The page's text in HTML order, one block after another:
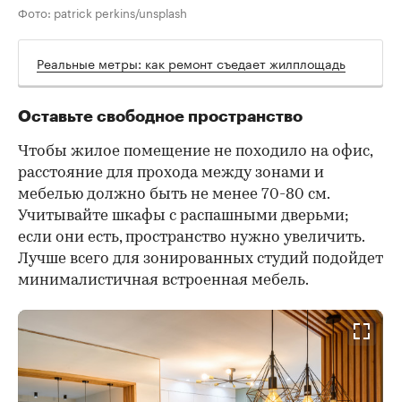
Фото: patrick perkins/unsplash
Реальные метры: как ремонт съедает жилплощадь
Оставьте свободное пространство
Чтобы жилое помещение не походило на офис,
расстояние для прохода между зонами и
мебелью должно быть не менее 70-80 см.
Учитывайте шкафы с распашными дверьми;
если они есть, пространство нужно увеличить.
Лучше всего для зонированных студий подойдет
минималистичная встроенная мебель.